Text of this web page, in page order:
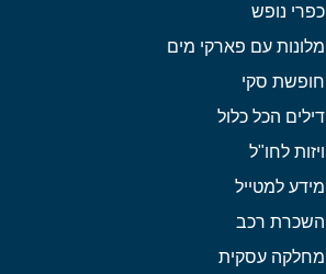
כפרי נופש
מלונות עם פארקי מים
חופשת סקי
דילים הכל כלול
ויזות לחו"ל
מידע למטייל
השכרת רכב
מחלקה עסקית